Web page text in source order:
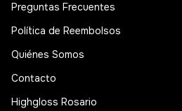
Preguntas Frecuentes
Política de Reembolsos
Quiénes Somos
Contacto
Highgloss Rosario